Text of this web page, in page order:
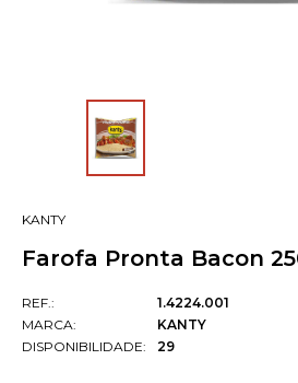
KANTY
Farofa Pronta Bacon
REF.:
MARCA:
DISPONIBILIDADE:
1.4224.001
KANTY
29